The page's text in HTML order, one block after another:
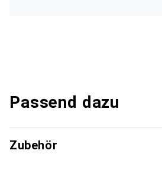
Passend dazu
Zubehör